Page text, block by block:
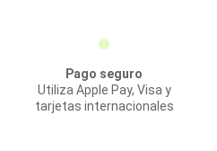
Pago seguro
Utiliza Apple Pay, Visa y
tarjetas internacionales